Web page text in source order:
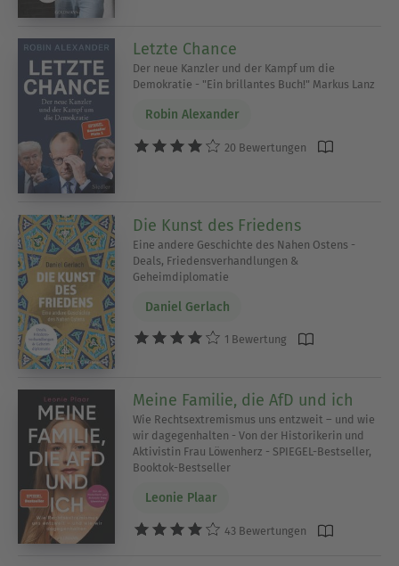
Letzte Chance
Der neue Kanzler und der Kampf um die
Demokratie - "Ein brillantes Buch!" Markus Lanz
Robin Alexander
20 Bewertungen
Die Kunst des Friedens
Eine andere Geschichte des Nahen Ostens -
Deals, Friedensverhandlungen &
Geheimdiplomatie
Daniel Gerlach
1 Bewertung
Meine Familie, die AfD und ich
Wie Rechtsextremismus uns entzweit – und wie
wir dagegenhalten - Von der Historikerin und
Aktivistin Frau Löwenherz - SPIEGEL-Bestseller,
Booktok-Bestseller
Leonie Plaar
43 Bewertungen